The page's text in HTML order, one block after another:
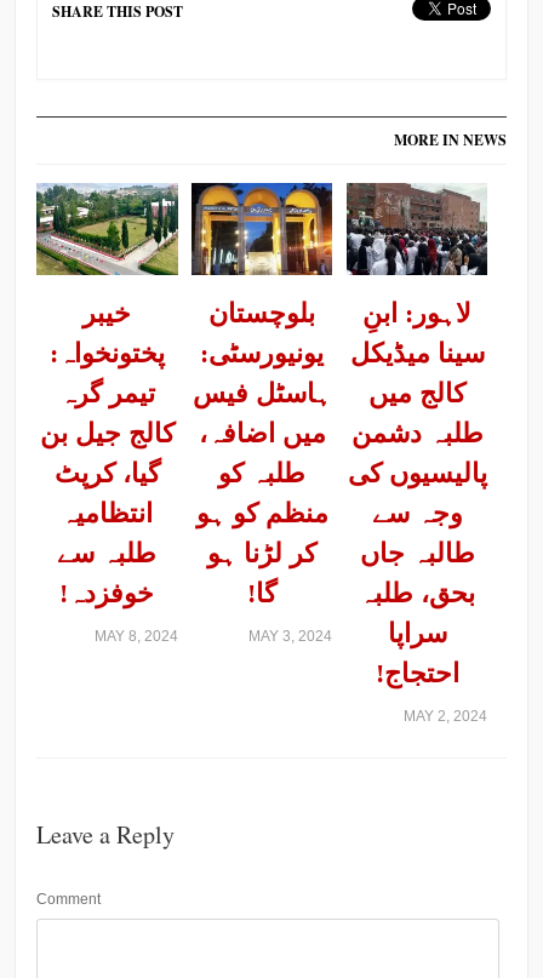
SHARE THIS POST
MORE IN NEWS
خیبر
پختونخواہ:
تیمر گرہ
کالج جیل بن
گیا، کرپٹ
انتظامیہ
طلبہ سے
خوفزدہ!
MAY 8, 2024
بلوچستان
یونیورسٹی:
ہاسٹل فیس
میں اضافہ،
طلبہ کو
منظم کو ہو
کر لڑنا ہو
گا!
MAY 3, 2024
لاہور: ابنِ
سینا میڈیکل
کالج میں
طلبہ دشمن
پالیسیوں کی
وجہ سے
طالبہ جاں
بحق، طلبہ
سراپا
احتجاج!
MAY 2, 2024
Leave a Reply
Comment